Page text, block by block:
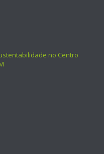
no Centro